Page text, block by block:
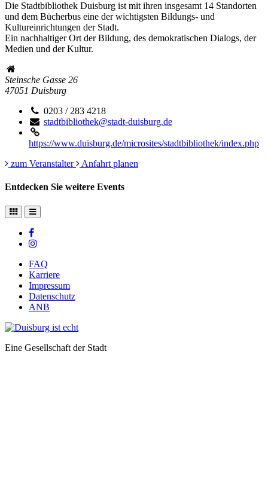
Die Stadtbibliothek Duisburg ist mit ihren insgesamt 14 Standorten
und dem Bücherbus eine der wichtigsten Bildungs- und
Kultureinrichtungen der Stadt.
Ein nachhaltiger Ort der Bildung, des demokratischen Dialogs, der
Medien und der Kultur.
Steinsche Gasse 26
47051 Duisburg
0203 / 283 4218
stadtbibliothek@stadt-duisburg.de
https://www.duisburg.de/microsites/stadtbibliothek/index.php
zum Veranstalter
Anfahrt planen
Entdecken Sie weitere Events
FAQ
Karriere
Impressum
Datenschutz
ANB
Eine Gesellschaft der Stadt